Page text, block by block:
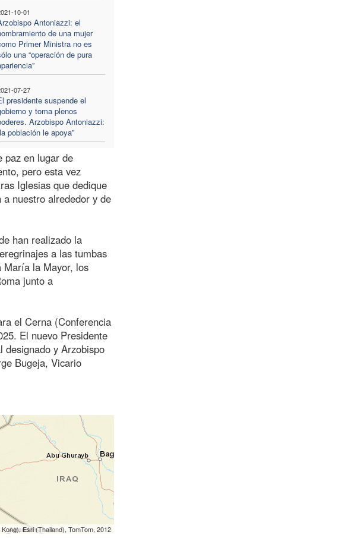
10-01
Antoniazzi: el
de una mujer
Primer Ministra no es
una “operación de pura
07-27
presidente suspende el
y toma plenos
Arzobispo Antoniazzi:
población le apoya”
paz en lugar de
pero esta vez
Iglesias que dedique
nuestro alrededor y de
han realizado la
a las tumbas
María la Mayor, los
junto a
el Cerna (Conferencia
El nuevo Presidente
designado y Arzobispo
Bugeja, Vicario
Esri (Thailand), TomTom, 2012